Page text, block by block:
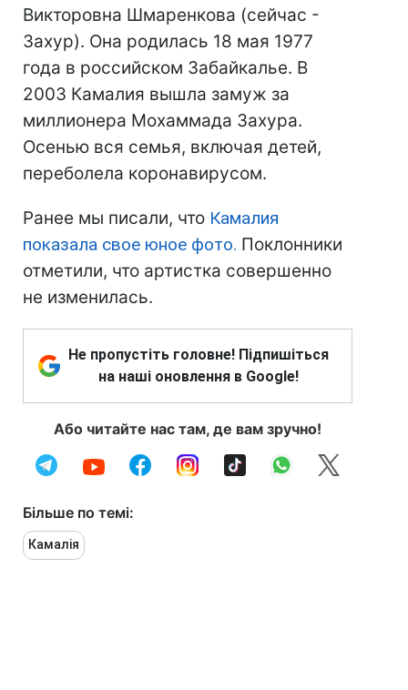
Викторовна Шмаренкова (сейчас -
Захур). Она родилась 18 мая 1977
года в российском Забайкалье. В
2003 Камалия вышла замуж за
миллионера Мохаммада Захура.
Осенью вся семья, включая детей,
переболела коронавирусом.
Ранее мы писали, что Камалия
показала свое юное фото. Поклонники
отметили, что артистка совершенно
не изменилась.
Не пропустіть головне! Підпишіться
на наші оновлення в Google!
Або читайте нас там, де вам зручно!
Більше по темі:
Камалія